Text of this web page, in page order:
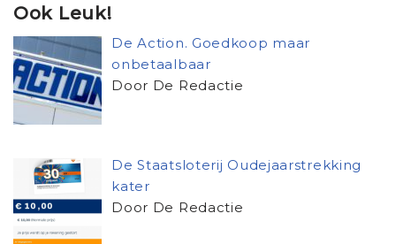
Ook Leuk!
De Action. Goedkoop maar
onbetaalbaar
Door De Redactie
De Staatsloterij Oudejaarstrekking
kater
Door De Redactie